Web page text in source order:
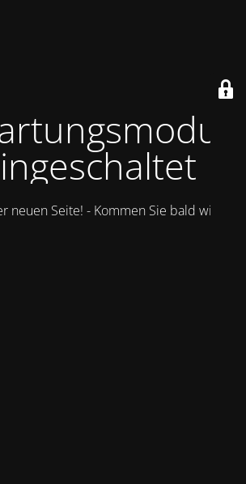
neuen Seite! - Kommen Sie bald wieder.